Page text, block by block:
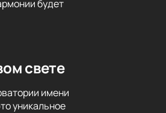
будет
свете
имени
уникальное